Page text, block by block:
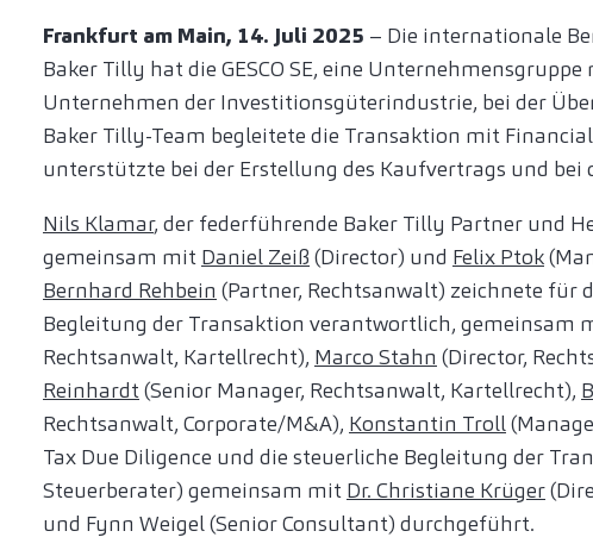
Frankfurt am Main, 14. Juli 2025 – Die internationale
Baker Tilly hat die GESCO SE, eine
Unternehmen der Investitionsgüterindustrie, bei der
Baker Tilly-Team begleitete die Transaktion mit
unterstützte bei der Erstellung des Kaufvertrags und
Nils Klamar, der federführende Baker Tilly Partner und
gemeinsam mit Daniel Zeiß (Director) und Felix Ptok
Bernhard Rehbein (Partner, Rechtsanwalt) zeichnete für
Begleitung der Transaktion verantwortlich, gemeinsam
Rechtsanwalt, Kartellrecht), Marco Stahn (Director,
Reinhardt(Senior Manager, Rechtsanwalt, Kartellrecht),
Rechtsanwalt, Corporate/M&A), Konstantin Troll
Tax Due Diligence und die steuerliche Begleitung der
Steuerberater) gemeinsam mit Dr. Christiane Krüger
und Fynn Weigel (Senior Consultant) durchgeführt.